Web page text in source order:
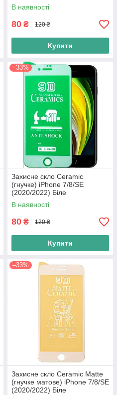
В наявності
80 ₴ 120 ₴
Купити
–33%
Захисне скло Ceramic
(гнучке) iPhone 7/8/SE
(2020/2022) Біле
В наявності
80 ₴ 120 ₴
Купити
–33%
Захисне скло Ceramic Matte
(гнучке матове) iPhone 7/8/SE
(2020/2022) Біле